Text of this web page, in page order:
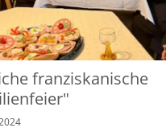
franziskanische